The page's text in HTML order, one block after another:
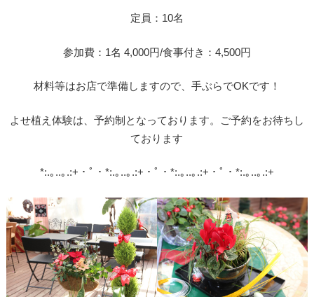
定員：10名
参加費：1名 4,000円/食事付き：4,500円
材料等はお店で準備しますので、手ぶらでOKです！
よせ植え体験は、予約制となっております。ご予約をお待ちし
ております
*:.｡..｡.:+・ﾟ・*:.｡..｡.:+・ﾟ・*:.｡..｡.:+・ﾟ・*:.｡..｡.:+